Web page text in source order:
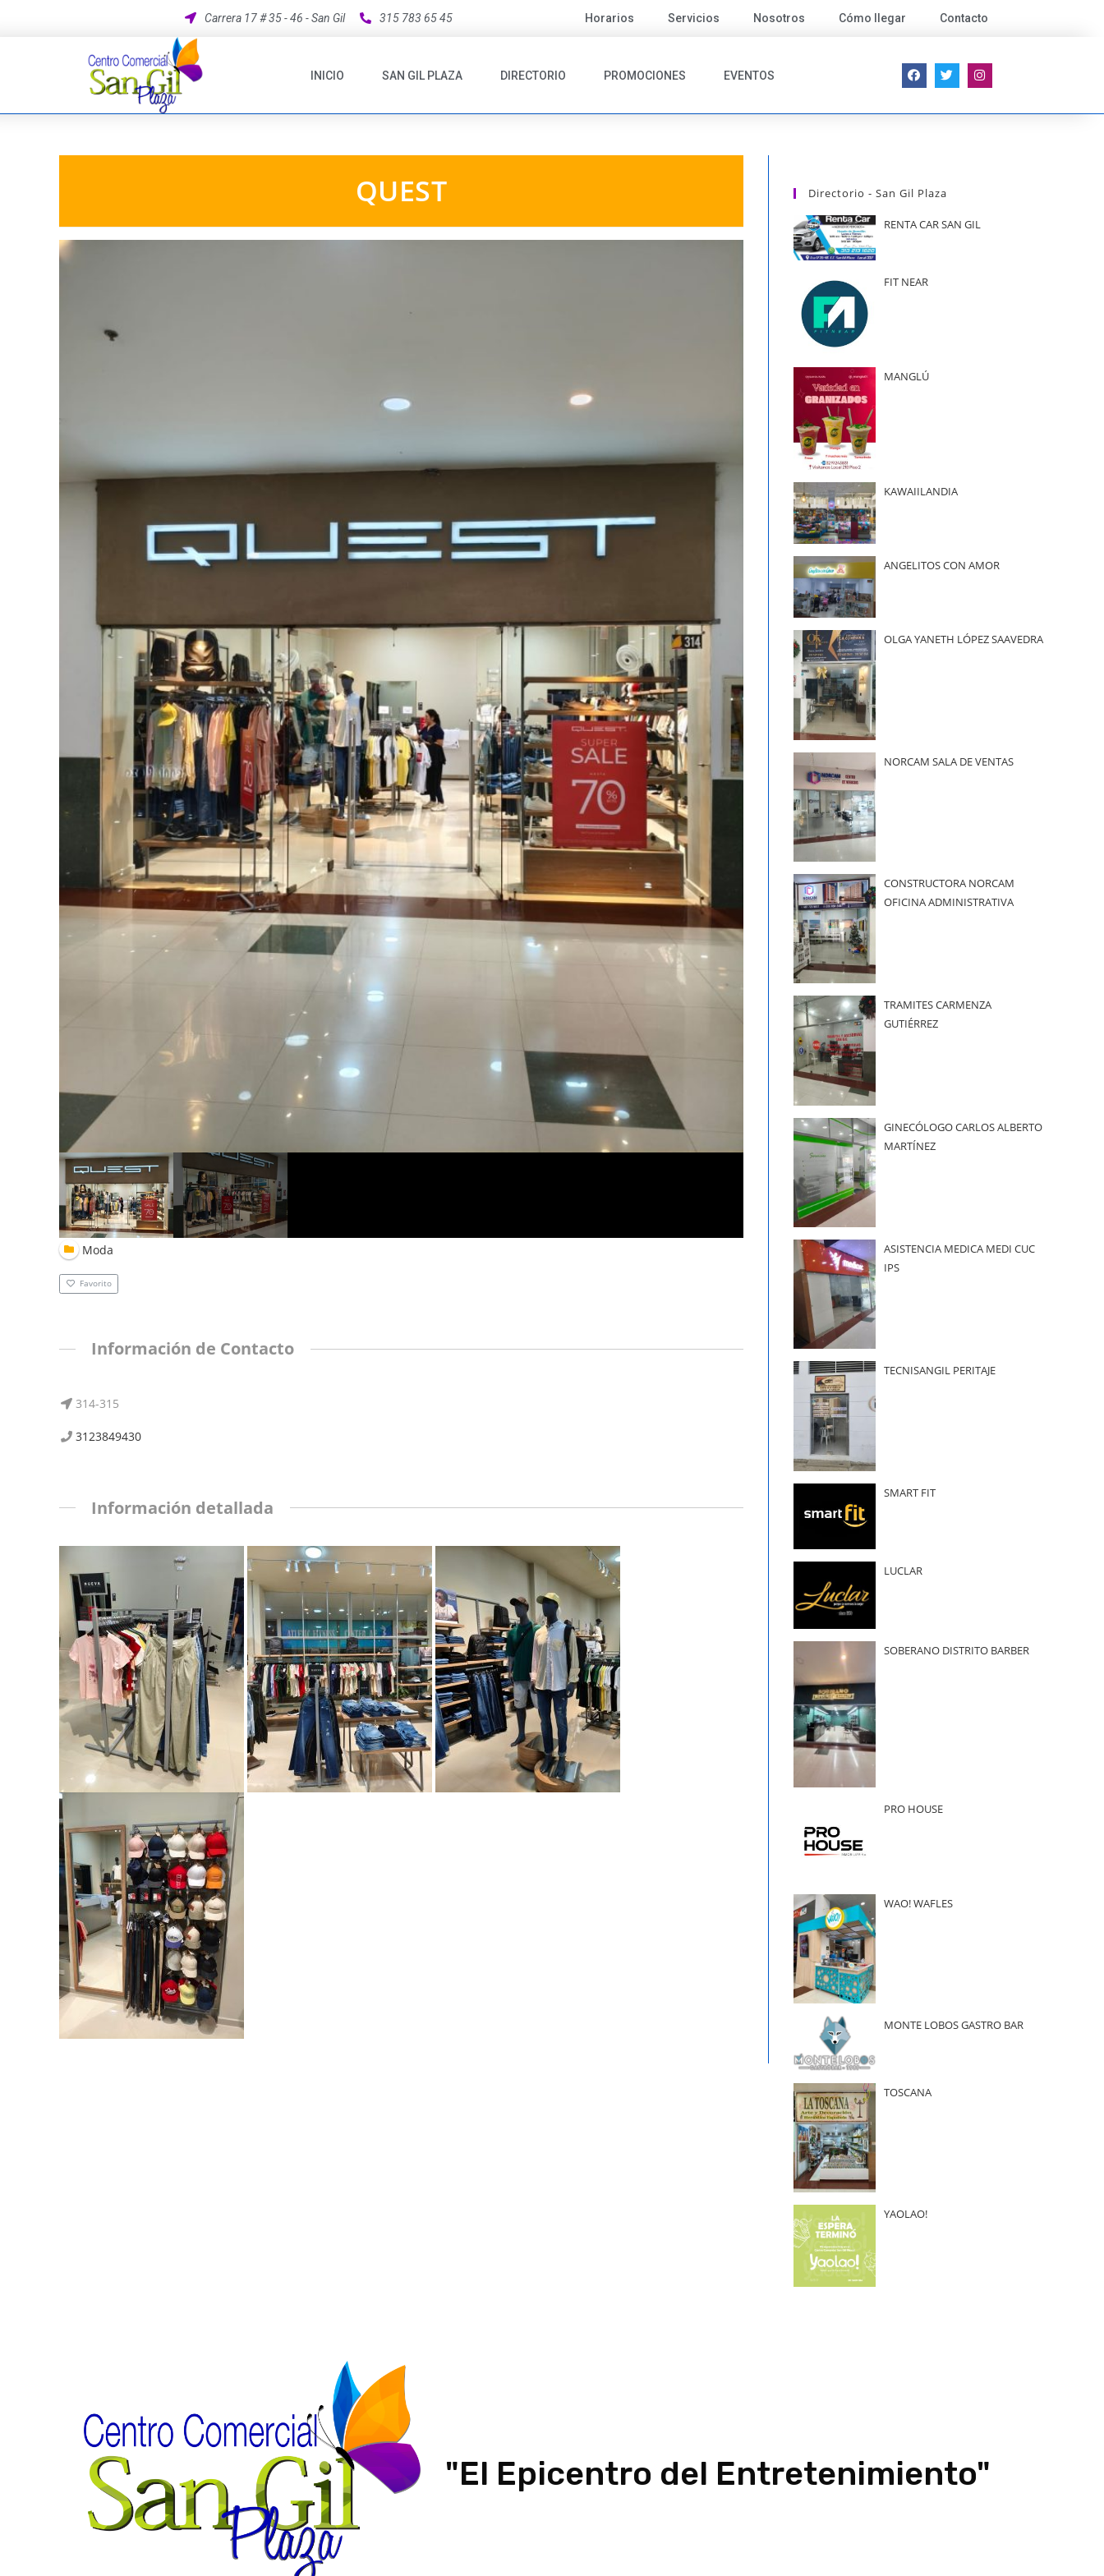
Carrera 17 # 35 - 46 - San Gil 315 783 65 45 Horarios Servicios Nosotros Cómo llegar Contacto
INICIO SAN GIL PLAZA DIRECTORIO PROMOCIONES EVENTOS
QUEST
Moda
Favorito
Información de Contacto
314-315
3123849430
Información detallada
Directorio - San Gil Plaza
RENTA CAR SAN GIL
FIT NEAR
MANGLÚ
KAWAIILANDIA
ANGELITOS CON AMOR
OLGA YANETH LÓPEZ SAAVEDRA
NORCAM SALA DE VENTAS
CONSTRUCTORA NORCAM
OFICINA ADMINISTRATIVA
TRAMITES CARMENZA
GUTIÉRREZ
GINECÓLOGO CARLOS ALBERTO
MARTÍNEZ
ASISTENCIA MEDICA MEDI CUC
IPS
TECNISANGIL PERITAJE
SMART FIT
LUCLAR
SOBERANO DISTRITO BARBER
PRO HOUSE
WAO! WAFLES
MONTE LOBOS GASTRO BAR
TOSCANA
YAOLAO!
"El Epicentro del Entretenimiento"